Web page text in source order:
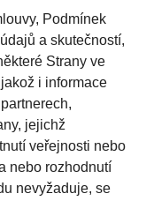
Podmínek
a skutečností,
Strany ve
i informace
jejichž
veřejnosti nebo
nebo rozhodnutí
nevyžaduje, se